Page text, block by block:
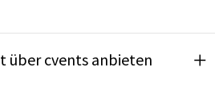
über cvents anbieten